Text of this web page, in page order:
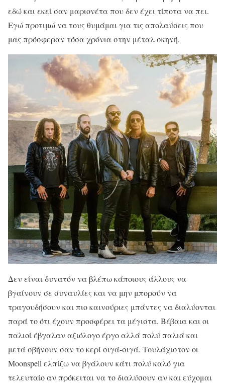
εδώ και εκεί σαν μαριονέτα που δεν έχει τίποτα να πει.
Εγώ προτιμώ να τους θυμάμαι για τις απολαύσεις που
μας πρόσφεραν τόσα χρόνια στην μέταλ σκηνή.
Δεν είναι δυνατόν να βλέπω κάποιους άλλους να
βγαίνουν σε συναυλίες και να μην μπορούν να
τραγουδήσουν και πιο καινούριες μπάντες να διαλύονται
παρά το ότι έχουν προσφέρει τα μέγιστα. Βέβαια και οι
παλιοί έβγαλαν αξιόλογο έργο αλλά πολύ παλιά και
μετά σβήνουν σαν το κερί σιγά-σιγά. Τουλάχιστον οι
Moonspell ελπίζω να βγάλουν κάτι πολύ καλό για
τελευταίο αν πρόκειται να το διαλύσουν αν και εύχομαι